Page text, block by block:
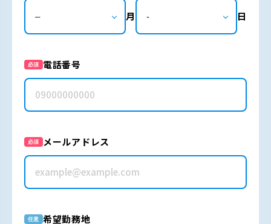
月 日
必須 電話番号
必須 メールアドレス
任意 希望勤務地